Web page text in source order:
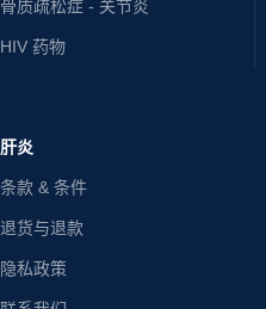
骨质疏松症 - 关节炎
HIV 药物
肝炎
条款 & 条件
退货与退款
隐私政策